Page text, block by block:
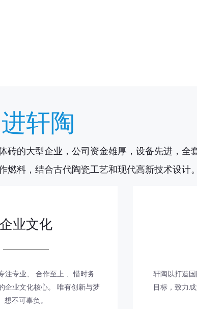
轩陶
砖的大型企业，公司资金雄厚，设备先进，全
燃料，结合古代陶瓷工艺和现代高新技术设计。
企业文化
注专业、 合作至上 、惜时务
企业文化核心。 唯有创新与梦
想不可辜负。
轩陶以打造
目标，致力